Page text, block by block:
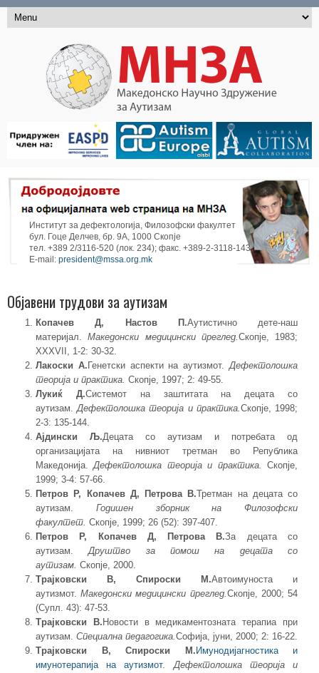
Институт за дефектологија, Филозофски факултет
бул. Гоце Делчев, бр. 9А, 1000 Скопје
тел. +389 2/3116-520 (лок. 234); факс. +389-2-3118-143
E-mail:president@mssa.org.mk
Објавени трудови за аутизам
Копачев Д, Настов П.Аутистично дете-наш
материјал.Македонски медицински преглед.Скопје, 1983;
XXXVII, 1-2: 30-32.
Лакоски А. Генетски аспекти на аутизмот.Дефектолошка
теорија и практика. Скопје, 1997; 2: 49-55.
Лукиќ Д.Системот на заштитата на децата со
аутизам.Дефектолошка теорија и практика.Скопје, 1998;
2-3: 135-144.
Ајдински Љ.Децата со аутизам и потребата од
организацијата на нивниот третман во Република
Македонија.Дефектолошка теорија и практика. Скопје,
1999; 3-4: 57-66.
Петров Р, Копачев Д, Петрова В.Третман на децата со
аутизам. Годишен зборник на Филозофски
факултет. Скопје, 1999; 26 (52): 397-407.
Петров Р, Копачев Д, Петрова В.За децата со
аутизам.Друштво за помош на децата со
аутизам. Скопје, 2000.
Трајковски В, Спироски М.Автоимуноста и
аутизмот.Македонски медицински преглед.Скопје, 2000; 54
(Супл. 43): 47-53.
Трајковски В. Новости в медикаментозната терапиа при
аутизам. Специална педагогика.Софија, јуни, 2000; 2: 16-22.
Трајковски В, Спироски М. Имунодијагностика и
имунотерапија на аутизмот.Дефектолошка теорија и